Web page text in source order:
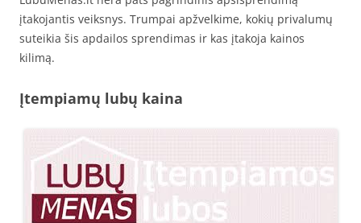
įtakojantis veiksnys. Trumpai apžvelkime, kokių privalumų
suteikia šis apdailos sprendimas ir kas įtakoja kainos
kilimą.
Įtempiamų lubų kaina